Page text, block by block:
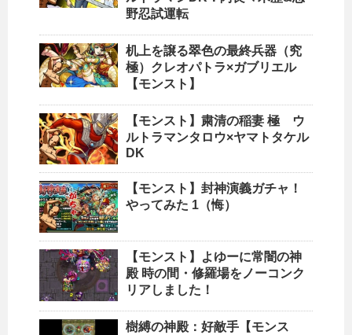
野忍試運転
机上を譲る翠色の最終兵器（究
極）クレオパトラ×ガブリエル
【モンスト】
【モンスト】粛清の稲妻 極 ウ
ルトラマンタロウ×ヤマトタケル
DK
【モンスト】封神演義ガチャ！
やってみた 1（悔）
【モンスト】よゆーに常闇の神
殿 時の間・修羅場をノーコンク
リアしました！
樹縛の神殿：好敵手【モンス